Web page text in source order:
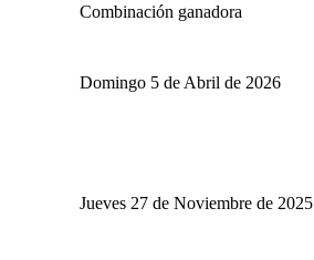
Combinación ganadora
Domingo 5 de Abril de 2026
Jueves 27 de Noviembre de 2025